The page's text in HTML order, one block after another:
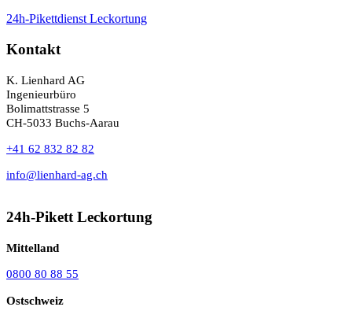
24h-Pikettdienst Leckortung
Kontakt
K. Lienhard AG
Ingenieurbüro
Bolimattstrasse 5
CH-5033 Buchs-Aarau
+41 62 832 82 82
info@lienhard-ag.ch
24h-Pikett Leckortung
Mittelland
0800 80 88 55
Ostschweiz